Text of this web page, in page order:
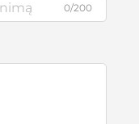
0/200